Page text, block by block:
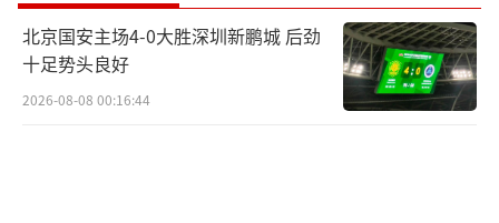
北京国安主场4-0大胜深圳新鹏城 后劲
十足势头良好
2026-08-08 00:16:44